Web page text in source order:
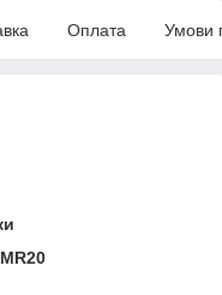
Оплата Умови